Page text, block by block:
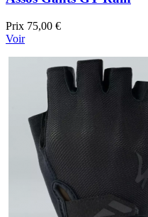
Prix 75,00 €
Voir